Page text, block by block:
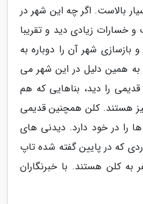
بالاست. اگر چه این شهر در
زیادی دید و تقریبا
بازسازی شهر آن را دوباره به
به همین دلیل در این شهر می
قدیمی را دید، بناهایی که هم
هستند. کلن همچنین قدیمی
را در خود دارد. دیدنی های
که در پایین گفته شده تاپ
به کلن هستند. با خبرنگاران